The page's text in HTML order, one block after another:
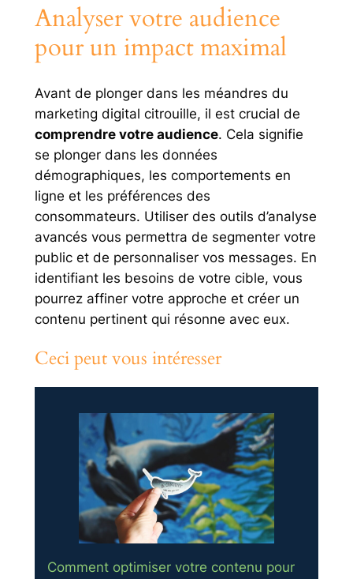
Analyser votre audience
pour un impact maximal
Avant de plonger dans les méandres du
marketing digital citrouille, il est crucial de
comprendre votre audience. Cela signifie
se plonger dans les données
démographiques, les comportements en
ligne et les préférences des
consommateurs. Utiliser des outils d’analyse
avancés vous permettra de segmenter votre
public et de personnaliser vos messages. En
identifiant les besoins de votre cible, vous
pourrez affiner votre approche et créer un
contenu pertinent qui résonne avec eux.
Ceci peut vous intéresser
Comment optimiser votre contenu pour